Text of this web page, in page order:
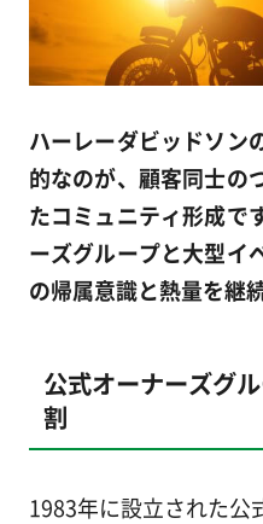
ハーレーダビッドソン
的なのが、顧客同士の
たコミュニティ形成で
ーズグループと大型イ
の帰属意識と熱量を継
公式オーナーズグ
割
1983年に設立された公